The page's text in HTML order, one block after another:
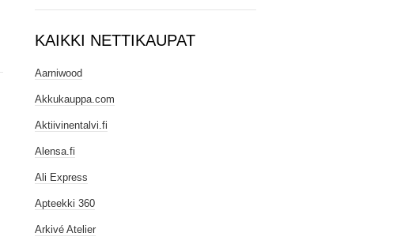
KAIKKI NETTIKAUPAT
Aarniwood
Akkukauppa.com
Aktiivinentalvi.fi
Alensa.fi
Ali Express
Apteekki 360
Arkivé Atelier